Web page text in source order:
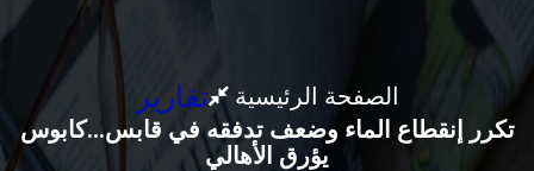
الصفحة الرئيسية تقارير
تكرر إنقطاع الماء وضعف تدفقه في قابس...كابوس
يؤرق الأهالي